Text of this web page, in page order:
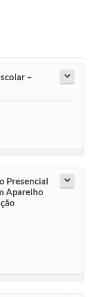
–
Presencial
Aparelho